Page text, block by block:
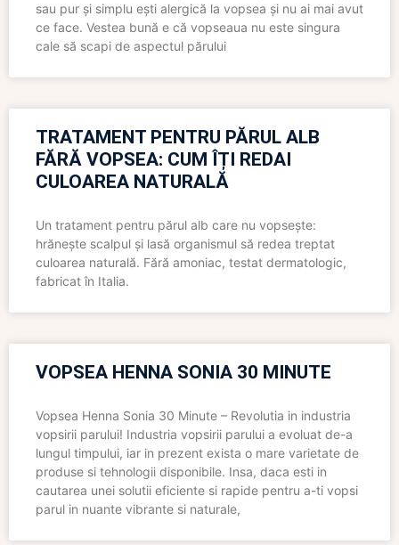
sau pur și simplu ești alergică la vopsea și nu ai mai avut
ce face. Vestea bună e că vopseaua nu este singura
cale să scapi de aspectul părului
TRATAMENT PENTRU PĂRUL ALB
FĂRĂ VOPSEA: CUM ÎȚI REDAI
CULOAREA NATURALĂ
Un tratament pentru părul alb care nu vopsește:
hrănește scalpul și lasă organismul să redea treptat
culoarea naturală. Fără amoniac, testat dermatologic,
fabricat în Italia.
VOPSEA HENNA SONIA 30 MINUTE
Vopsea Henna Sonia 30 Minute – Revolutia in industria
vopsirii parului! Industria vopsirii parului a evoluat de-a
lungul timpului, iar in prezent exista o mare varietate de
produse si tehnologii disponibile. Insa, daca esti in
cautarea unei solutii eficiente si rapide pentru a-ti vopsi
parul in nuante vibrante si naturale,